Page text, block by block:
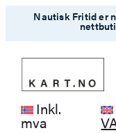
Hopp
innhold
Nautisk Fritid er
Inkl.
mva